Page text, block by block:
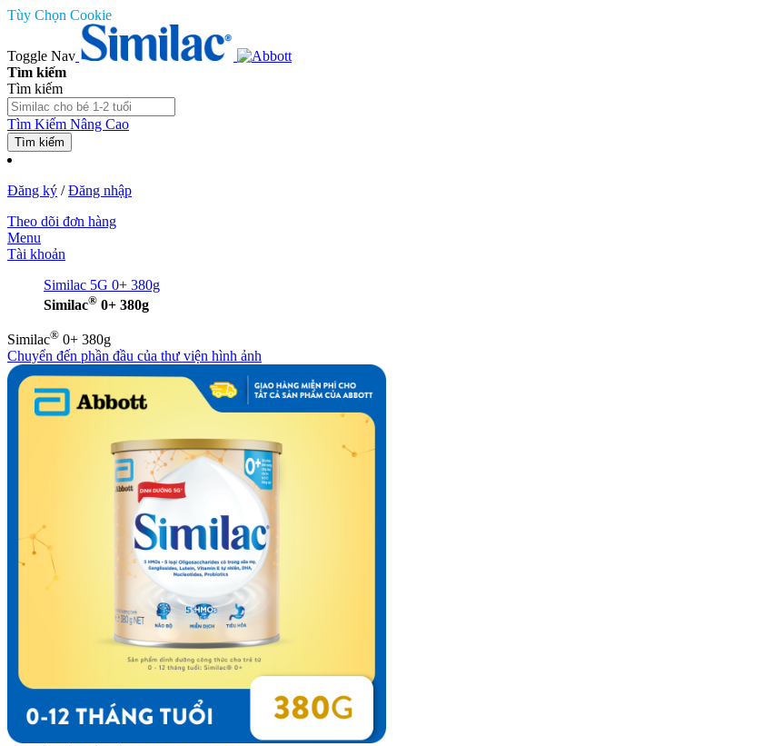
Tùy Chọn Cookie
Toggle Nav
Tìm kiếm
Tìm kiếm
Tìm Kiếm Nâng Cao
Tìm kiếm
Đăng ký /Đăng nhập
Theo dõi đơn hàng
Menu
Tài khoản
Similac 5G 0+ 380g
Similac® 0+ 380g
Similac® 0+ 380g
Chuyển đến phần đầu của thư viện hình ảnh